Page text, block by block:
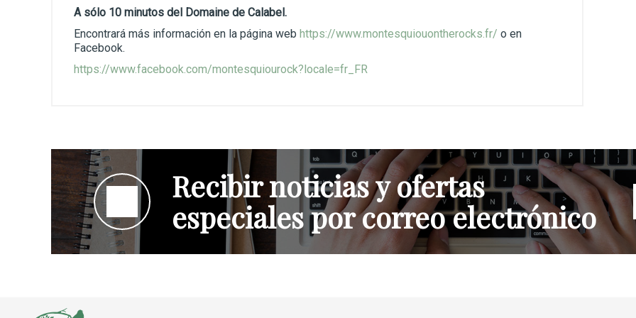
A sólo 10 minutos del Domaine de Calabel.
Encontrará más información en la página web https://www.montesquiouontherocks.fr/ o en
Facebook.
https://www.facebook.com/montesquiourock?locale=fr_FR
Recibir noticias y ofertas
especiales por correo electrónico